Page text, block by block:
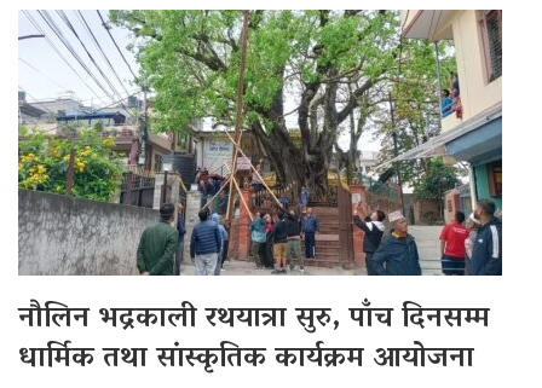
नौलिन भद्रकाली रथयात्रा सुरु, पाँच दिनसम्म
धार्मिक तथा सांस्कृतिक कार्यक्रम आयोजना